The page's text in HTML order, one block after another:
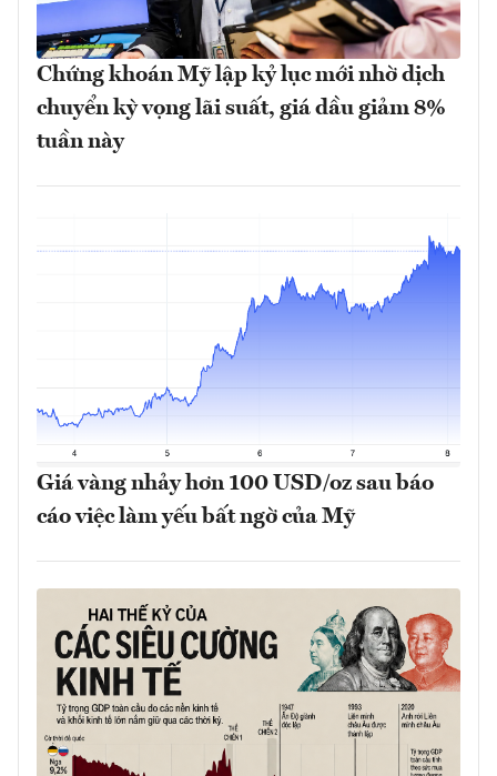
Chứng khoán Mỹ lập kỷ lục mới nhờ dịch
chuyển kỳ vọng lãi suất, giá dầu giảm 8%
tuần này
Giá vàng nhảy hơn 100 USD/oz sau báo
cáo việc làm yếu bất ngờ của Mỹ